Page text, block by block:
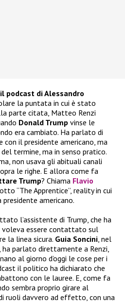
podcast di Alessandro
la puntata in cui è stato
parte citata, Matteo Renzi
Donald Trump vinse le
era cambiato. Ha parlato di
con il presidente americano, ma
termine, ma in senso pratico.
non usava gli abituali canali
le righe. E allora come fa
Trump? Chiama Flavio
“The Apprentice”, reality in cui
americano.
l’assistente di Trump, che ha
voleva essere contattato sul
la linea sicura. Guia Soncini, nel
parlato direttamente a Renzi,
al giorno d’oggi le cose per i
il politico ha dichiarato che
con le lauree. E, come fa
sembra proprio girare al
ruoli davvero ad effetto, con una